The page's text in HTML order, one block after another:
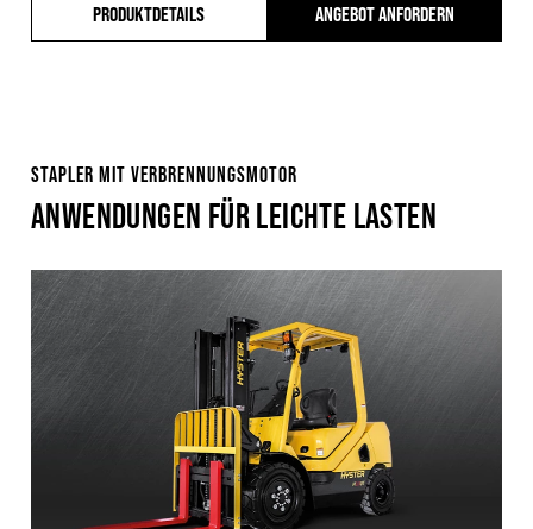
PRODUKTDETAILS ANGEBOT ANFORDERN
STAPLER MIT VERBRENNUNGSMOTOR
ANWENDUNGEN FÜR LEICHTE LASTEN